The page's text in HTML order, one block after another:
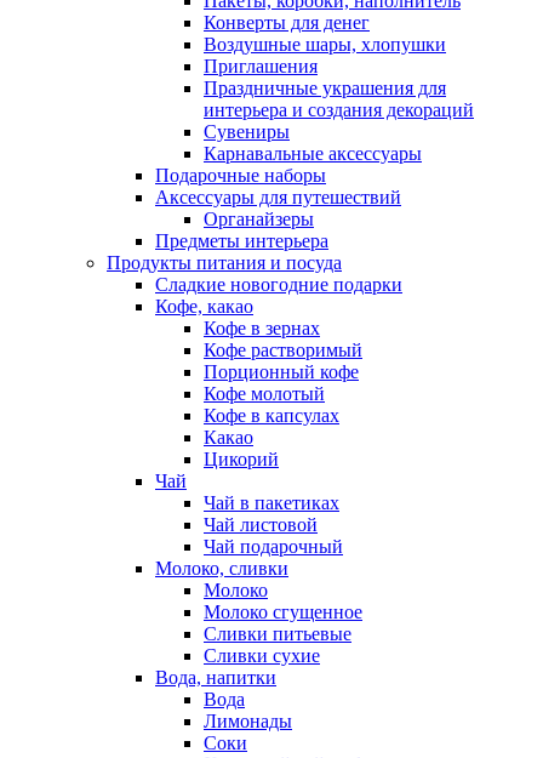
Конверты для денег
Воздушные шары, хлопушки
Приглашения
Праздничные украшения для
интерьера и создания декораций
Сувениры
Карнавальные аксессуары
Подарочные наборы
Аксессуары для путешествий
Органайзеры
Предметы интерьера
Продукты питания и посуда
Сладкие новогодние подарки
Кофе, какао
Кофе в зернах
Кофе растворимый
Порционный кофе
Кофе молотый
Кофе в капсулах
Какао
Цикорий
Чай
Чай в пакетиках
Чай листовой
Чай подарочный
Молоко, сливки
Молоко
Молоко сгущенное
Сливки питьевые
Сливки сухие
Вода, напитки
Вода
Лимонады
Соки